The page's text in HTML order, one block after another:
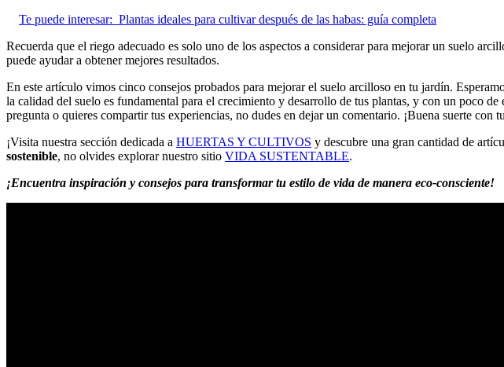
Te puede interesar: Plantas ideales para cultivar después de las habas: guía completa
Recuerda que el riego adecuado es solo uno de los aspectos a considerar para mejorar un suelo
puede ayudar a obtener mejores resultados.
En este artículo vimos cinco consejos probados para mejorar el suelo arcilloso en tu jardín.
la calidad del suelo es fundamental para el crecimiento y desarrollo de tus plantas, y con un poco
pregunta o quieres compartir tus experiencias, no dudes en dejar un comentario. ¡Buena suerte con
¡Visita nuestra sección dedicada a HUERTAS Y CULTIVOS y descubre una gran cantidad de
sostenible, no olvides explorar nuestro sitio VIDA SUSTENTABLE.
¡Encuentra inspiración y consejos para transformar tu estilo de vida de manera eco-consciente!